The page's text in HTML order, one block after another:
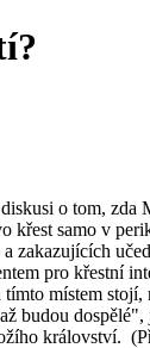
o tom,
křest samo v
zakazujících
pro křestní
místem
budou
království.